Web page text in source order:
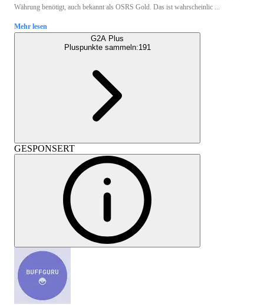
Währung benötigt, auch bekannt als OSRS Gold. Das ist wahrscheinlic ...
Mehr lesen
G2A Plus
Pluspunkte sammeln:191
GESPONSERT